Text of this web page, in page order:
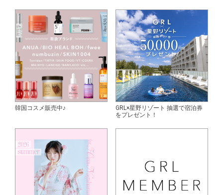
韓国コスメ販売中♪
GRL×星野リゾート 抽選で宿泊券
をプレゼント！